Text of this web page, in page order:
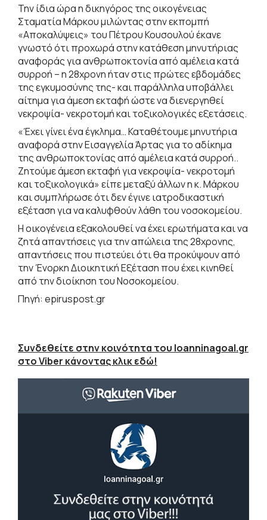
Την ίδια ώρα η δικηγόρος της οικογένειας
Σταματία Μάρκου μιλώντας στην εκπομπή
«Αποκαλύψεις» του Πέτρου Κουσουλού έκανε
γνωστό ότι προχωρά στην κατάθεση μηνυτήριας
αναφοράς για ανθρωποκτονία από αμέλεια κατά
συρροή – η 28χρονη ήταν στις πρώτες εβδομάδες
της εγκυμοσύνης της- και παράλληλα υποβάλλει
αίτημα για άμεση εκταφή ώστε να διενεργηθεί
νεκροψία- νεκροτομή και τοξικολογικές εξετάσεις.
«Έχει γίνει ένα έγκλημα… Καταθέτουμε μηνυτήρια
αναφορά στην Εισαγγελία Άρτας για το αδίκημα
της ανθρωποκτονίας από αμέλεια κατά συρροή..
Ζητούμε άμεση εκταφή για νεκροψία- νεκροτομή
και τοξικολογικά» είπε μεταξύ άλλων η κ. Μάρκου
και συμπλήρωσε ότι δεν έγινε ιατροδικαστική
εξέταση για να καλυφθούν λάθη του νοσοκομείου.
Η οικογένεια εξακολουθεί να έχει ερωτήματα και να
ζητά απαντήσεις για την απώλεια της 28χρονης,
απαντήσεις που πιστεύει ότι θα προκύψουν από
την Ένορκη Διοικητική Εξέταση που έχει κινηθεί
από την διοίκηση του Νοσοκομείου.
Πηγή: epiruspost.gr
Συνδεθείτε στην κοινότητα του Ioanninagoal.gr
στο Viber κάνοντας κλικ εδώ!